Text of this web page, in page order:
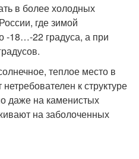
в более холодных
где зимой
-18…-22 градуса, а при
теплое место в
к структуре
даже на каменистых
на заболоченных